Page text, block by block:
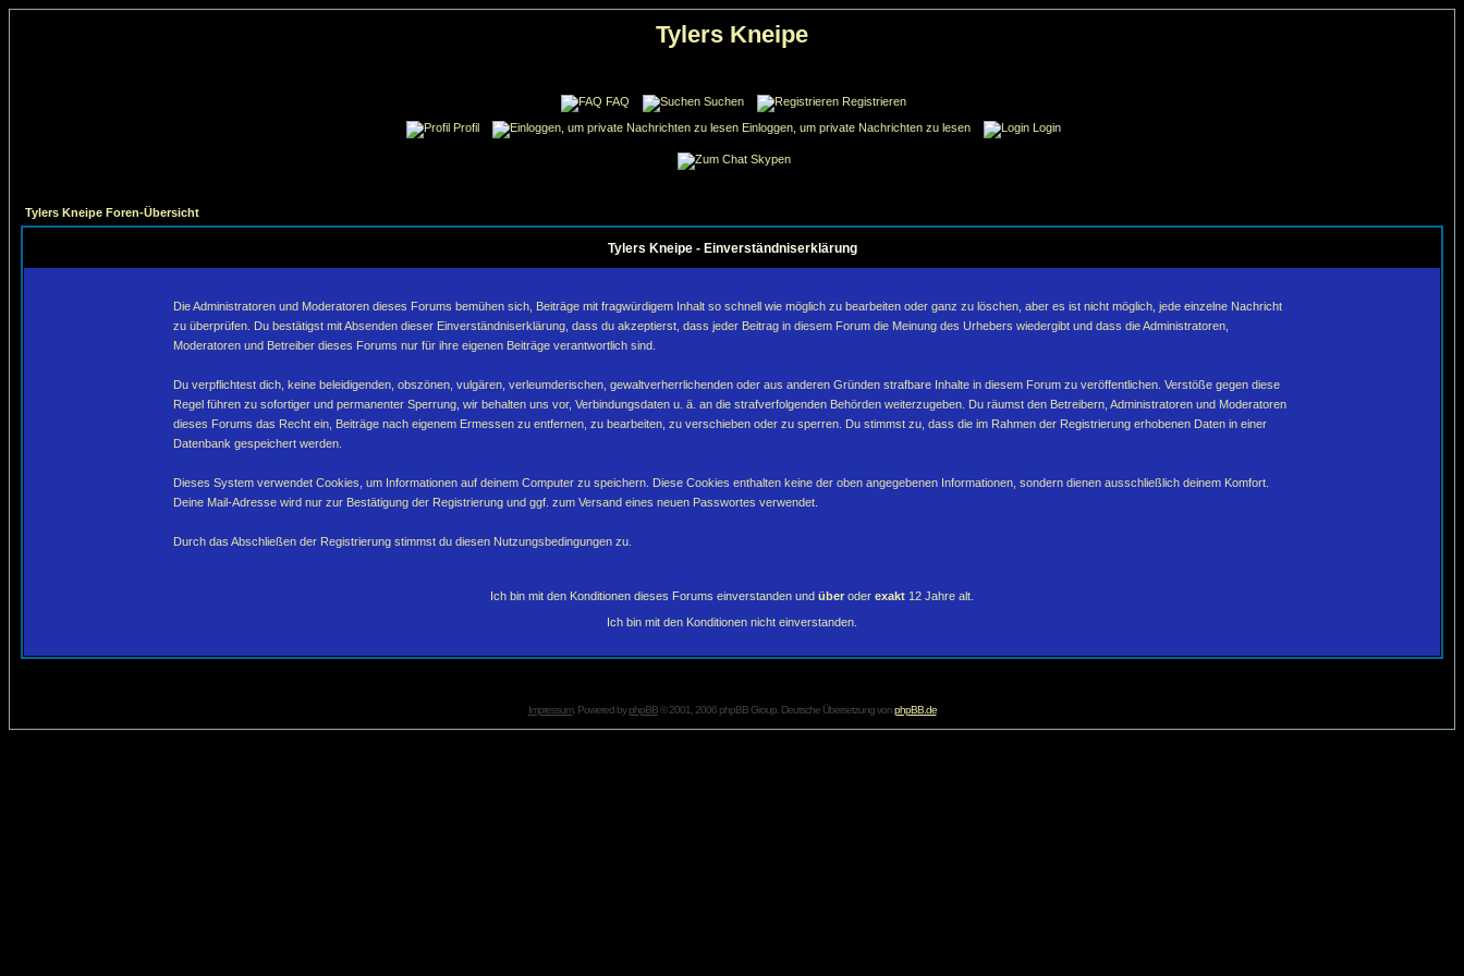
Tylers Kneipe
FAQ Suchen
Registrieren
Profil
Einloggen, um private Nachrichten zu lesen Login
Skypen
Tylers Kneipe Foren-Übersicht
Tylers Kneipe - Einverständniserklärung
Die Administratoren und Moderatoren dieses Forums bemühen sich, Beiträge mit fragwürdigem Inhalt so schnell wie möglich zu bearbeiten oder ganz zu löschen, aber es ist nicht möglich, jede einzelne Nachricht
zu überprüfen. Du bestätigst mit Absenden dieser Einverständniserklärung, dass du akzeptierst, dass jeder Beitrag in diesem Forum die Meinung des Urhebers wiedergibt und dass die Administratoren,
Moderatoren und Betreiber dieses Forums nur für ihre eigenen Beiträge verantwortlich sind.
Du verpflichtest dich, keine beleidigenden, obszönen, vulgären, verleumderischen, gewaltverherrlichenden oder aus anderen Gründen strafbare Inhalte in diesem Forum zu veröffentlichen. Verstöße gegen diese
Regel führen zu sofortiger und permanenter Sperrung, wir behalten uns vor, Verbindungsdaten u. ä. an die strafverfolgenden Behörden weiterzugeben. Du räumst den Betreibern, Administratoren und Moderatoren
dieses Forums das Recht ein, Beiträge nach eigenem Ermessen zu entfernen, zu bearbeiten, zu verschieben oder zu sperren. Du stimmst zu, dass die im Rahmen der Registrierung erhobenen Daten in einer
Datenbank gespeichert werden.
Dieses System verwendet Cookies, um Informationen auf deinem Computer zu speichern. Diese Cookies enthalten keine der oben angegebenen Informationen, sondern dienen ausschließlich deinem Komfort.
Deine Mail-Adresse wird nur zur Bestätigung der Registrierung und ggf. zum Versand eines neuen Passwortes verwendet.
Durch das Abschließen der Registrierung stimmst du diesen Nutzungsbedingungen zu.
Ich bin mit den Konditionen dieses Forums einverstanden und über oder exakt 12 Jahre alt.
Ich bin mit den Konditionen nicht einverstanden.
Impressum. Powered byphpBB© 2001, 2006 phpBB Group. Deutsche Übersetzung vonphpBB.de